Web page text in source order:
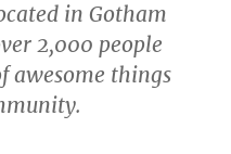
in Gotham
2,000 people
awesome things